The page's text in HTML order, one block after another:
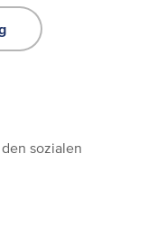
sozialen